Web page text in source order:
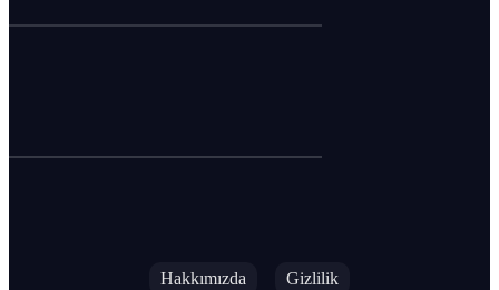
Hakkımızda Gizlilik